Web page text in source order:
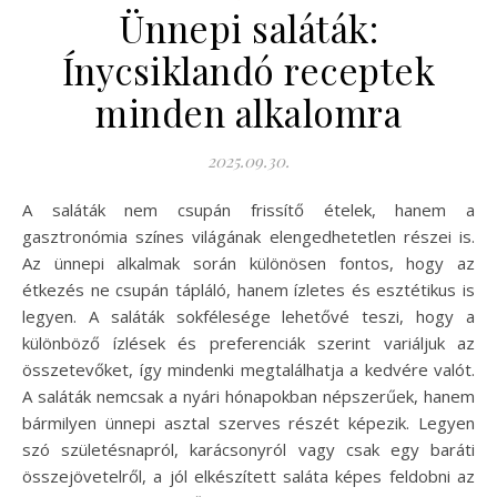
Ünnepi saláták:
Ínycsiklandó receptek
minden alkalomra
2025.09.30.
A saláták nem csupán frissítő ételek, hanem a
gasztronómia színes világának elengedhetetlen részei is.
Az ünnepi alkalmak során különösen fontos, hogy az
étkezés ne csupán tápláló, hanem ízletes és esztétikus is
legyen. A saláták sokfélesége lehetővé teszi, hogy a
különböző ízlések és preferenciák szerint variáljuk az
összetevőket, így mindenki megtalálhatja a kedvére valót.
A saláták nemcsak a nyári hónapokban népszerűek, hanem
bármilyen ünnepi asztal szerves részét képezik. Legyen
szó születésnapról, karácsonyról vagy csak egy baráti
összejövetelről, a jól elkészített saláta képes feldobni az